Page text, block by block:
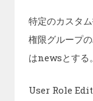
特定のカスタ
権限グループ
はnewsとする。
User Role